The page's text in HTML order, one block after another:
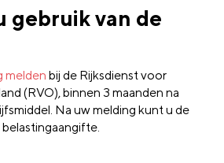
gebruik van de
melden bij de Rijksdienst voor
(RVO), binnen 3 maanden na
Na uw melding kunt u de